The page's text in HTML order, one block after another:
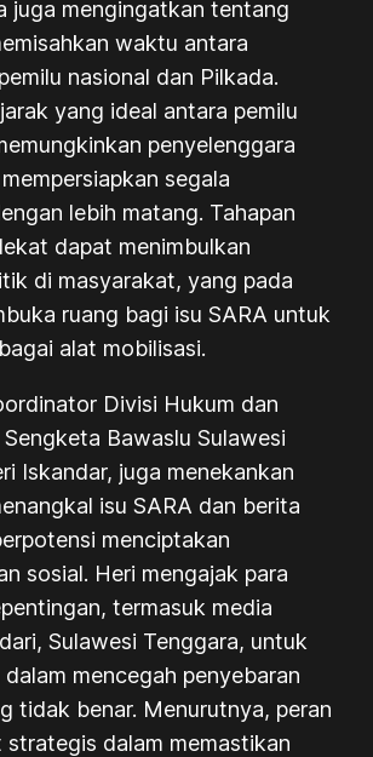
juga mengingatkan tentang
waktu antara
nasional dan Pilkada.
yang ideal antara pemilu
penyelenggara
segala
lebih matang. Tahapan
dapat menimbulkan
di masyarakat, yang pada
ruang bagi isu SARA untuk
alat mobilisasi.
Divisi Hukum dan
Sengketa Bawaslu Sulawesi
Iskandar, juga menekankan
isu SARA dan berita
menciptakan
sosial. Heri mengajak para
termasuk media
Sulawesi Tenggara, untuk
dalam mencegah penyebaran
tidak benar. Menurutnya, peran
strategis dalam memastikan